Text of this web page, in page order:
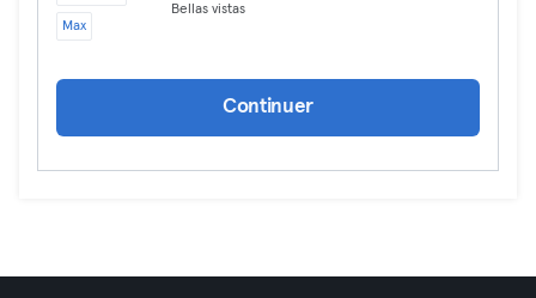
Max
Bellas vistas
Continuer